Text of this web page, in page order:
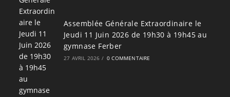
Assemblée Générale Extraordinaire le
Jeudi 11 Juin 2026 de 19h30 à 19h45 au
gymnase Ferber
27 AVRIL 2026 / 0 COMMENTAIRE